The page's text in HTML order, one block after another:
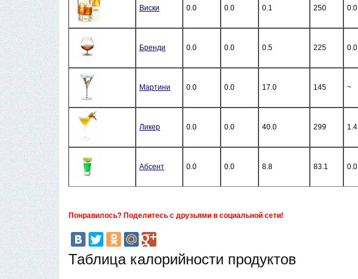
Виски 0.0 0.0 0.1 250 0.0
Бренди 0.0 0.0 0.5 225 0.0
Мартини 0.0 0.0 17.0 145 ~
Ликер 0.0 0.0 40.0 299 1.4
Абсент 0.0 0.0 8.8 83.1 0.0
Понравилось? Поделитесь с друзьями в социальной сети!
Таблица калорийности продуктов